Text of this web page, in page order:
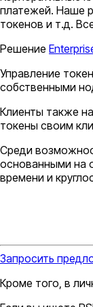
платежей. Наше
токенов и т.д.
Решение
Управление
собственными
Клиенты также
токены своим
Среди
основанными на
времени и
Запросить
Кроме того, в